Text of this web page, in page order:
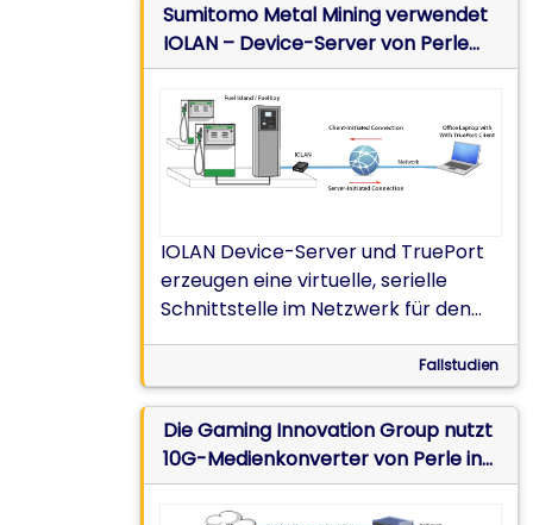
Sumitomo Metal Mining verwendet
IOLAN – Device-Server von Perle
für den Betrieb von
Kraftstoffversorgungssystemen in
der Pogo-Goldmine im eisigen
Winter von Alaska
IOLAN Device-Server und TruePort
erzeugen eine virtuelle, serielle
Schnittstelle im Netzwerk für den
Remote-Download von
Transaktionsprotokollen, um den
Betrieb von
Kraftstoffversorgungssystemen bei
Temperaturen bis -50 °C zu
gewährleisten.
Fallstudien
Die Gaming Innovation Group nutzt
10G-Medienkonverter von Perle in
Datenzentrum